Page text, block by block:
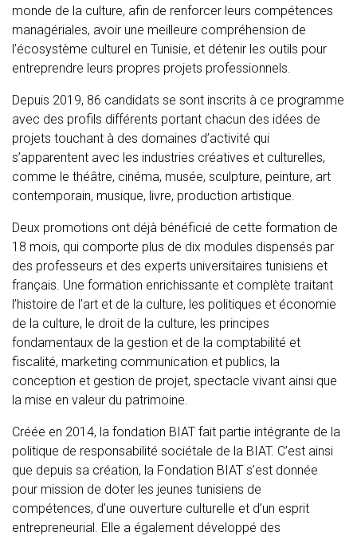
monde de la culture, afin de renforcer leurs compétences
managériales, avoir une meilleure compréhension de
l’écosystème culturel en Tunisie, et détenir les outils pour
entreprendre leurs propres projets professionnels.
Depuis 2019, 86 candidats se sont inscrits à ce programme
avec des profils différents portant chacun des idées de
projets touchant à des domaines d’activité qui
s’apparentent avec les industries créatives et culturelles,
comme le théâtre, cinéma, musée, sculpture, peinture, art
contemporain, musique, livre, production artistique.
Deux promotions ont déjà bénéficié de cette formation de
18 mois, qui comporte plus de dix modules dispensés par
des professeurs et des experts universitaires tunisiens et
français. Une formation enrichissante et complète traitant
l’histoire de l’art et de la culture, les politiques et économie
de la culture, le droit de la culture, les principes
fondamentaux de la gestion et de la comptabilité et
fiscalité, marketing communication et publics, la
conception et gestion de projet, spectacle vivant ainsi que
la mise en valeur du patrimoine.
Créée en 2014, la fondation BIAT fait partie intégrante de la
politique de responsabilité sociétale de la BIAT. C’est ainsi
que depuis sa création, la Fondation BIAT s’est donnée
pour mission de doter les jeunes tunisiens de
compétences, d’une ouverture culturelle et d’un esprit
entrepreneurial. Elle a également développé des